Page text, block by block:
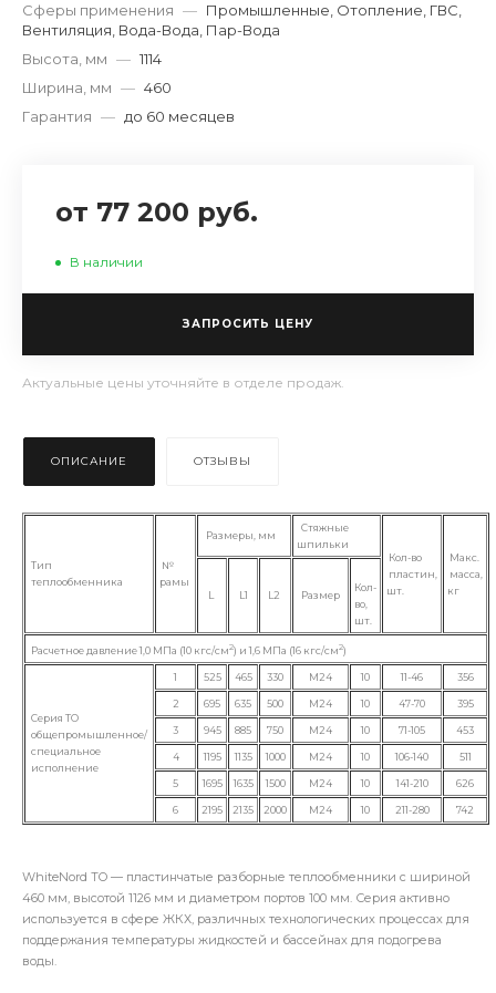
Сферы применения — Промышленные, Отопление, ГВС,
Вентиляция, Вода-Вода, Пар-Вода
Высота, мм — 1114
Ширина, мм — 460
Гарантия — до 60 месяцев
от 77 200 руб.
В наличии
ЗАПРОСИТЬ ЦЕНУ
Актуальные цены уточняйте в отделе продаж.
ОПИСАНИЕ ОТЗЫВЫ
Тип
теплообменника
№
рамы
Размеры, мм
Стяжные
шпильки
Кол-во
пластин,
шт.
Макс.
масса,
кг
L L1 L2 Размер
Кол-
во,
шт.
Расчетное давление 1,0 МПа (10 кгс/см2) и 1,6 МПа (16 кгс/см2)
Серия TO
общепромышленное/
специальное
исполнение
1 525 465 330 М24 10 11-46 356
2 695 635 500 М24 10 47-70 395
3 945 885 750 М24 10 71-105 453
4 1195 1135 1000 М24 10 106-140 511
5 1695 1635 1500 М24 10 141-210 626
6 2195 2135 2000 М24 10 211-280 742
WhiteNord TO — пластинчатые разборные теплообменники с шириной
460 мм, высотой 1126 мм и диаметром портов 100 мм. Серия активно
используется в сфере ЖКХ, различных технологических процессах для
поддержания температуры жидкостей и бассейнах для подогрева
воды.